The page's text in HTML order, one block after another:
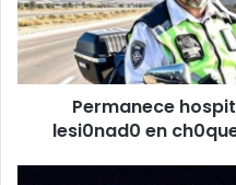
ch0que
cerca
de
la
HenequénPermanece
lesi0nad0 en